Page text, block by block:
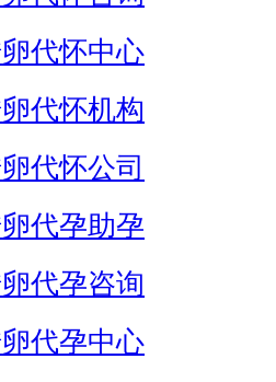
代怀中心
代怀机构
代怀公司
代孕助孕
代孕咨询
代孕中心